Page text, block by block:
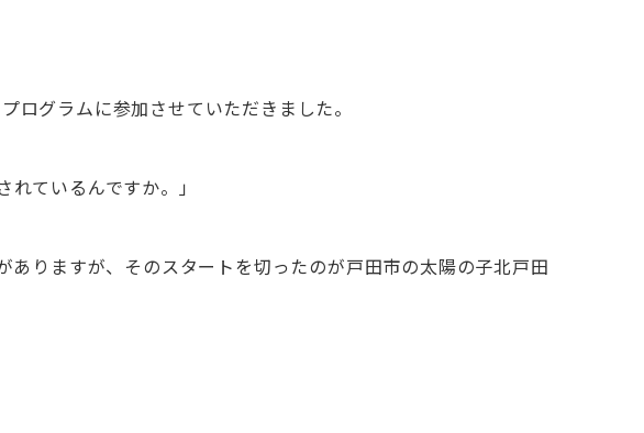
グラムに参加させていただきました。
ているんですか。」
ありますが、そのスタートを切ったのが戸田市の太陽の子北戸田